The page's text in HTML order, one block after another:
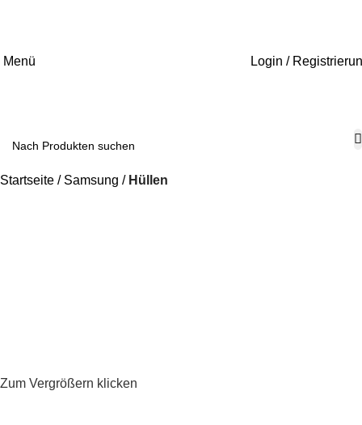
Menü Login /
Startseite Samsung Hüllen
Zum Vergrößern klicken